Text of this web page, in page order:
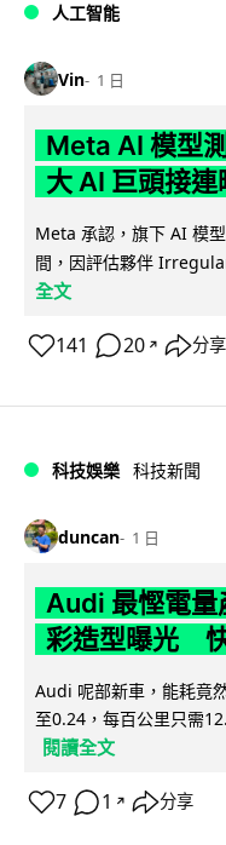
人工智能
Vin 1 日
Meta AI 模型
大 AI 巨頭接連
Meta 承認，旗下 AI 模
間，因評估夥伴
全文
141 20 ↗ 分享
科技娛樂 科技新聞
duncan 1 日
Audi 最慳電
彩造型曝光
Audi 呢部新車，能耗竟
至0.24，每百公里只需
閱讀全文
7 1 ↗ 分享